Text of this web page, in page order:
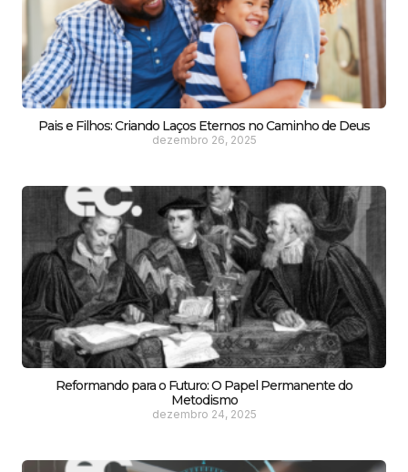
Pais e Filhos: Criando Laços Eternos no Caminho de Deus
dezembro 26, 2025
Reformando para o Futuro: O Papel Permanente do
Metodismo
dezembro 24, 2025